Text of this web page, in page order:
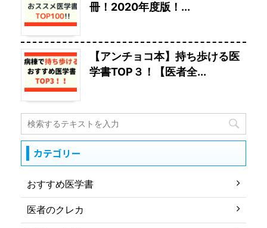
冊！2020年度版！...
【アンチョコ本】持ち歩ける医
学書TOP３！【医者全...
カテゴリー
おすすめ医学書
医者のクレカ